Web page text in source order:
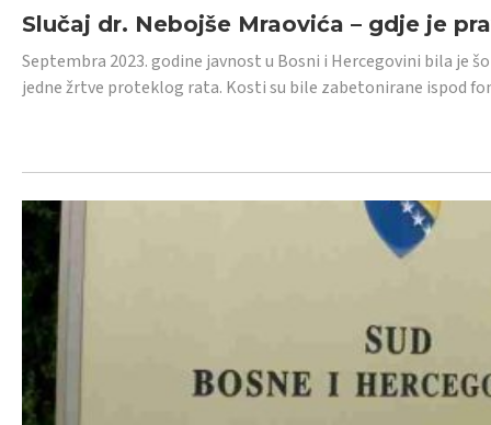
Slučaj dr. Nebojše Mraovića – gdje je
Septembra 2023. godine javnost u Bosni i Hercegovini bila je
jedne žrtve proteklog rata. Kosti su bile zabetonirane ispod